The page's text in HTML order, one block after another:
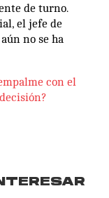
de turno.
el jefe de
no se ha
con el